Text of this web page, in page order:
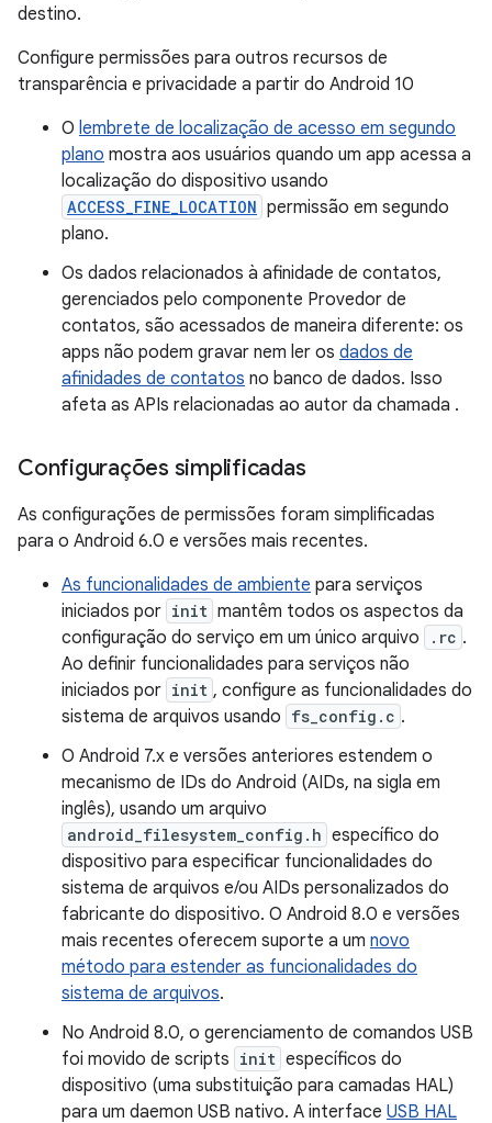
destino.
Configure permissões para outros recursos de
transparência e privacidade a partir do Android 10
O lembrete de localização de acesso em segundo
plano mostra aos usuários quando um app acessa a
localização do dispositivo usando
ACCESS_FINE_LOCATION permissão em segundo
plano.
Os dados relacionados à afinidade de contatos,
gerenciados pelo componente Provedor de
contatos, são acessados de maneira diferente: os
apps não podem gravar nem ler os dados de
afinidades de contatos no banco de dados. Isso
afeta as APIs relacionadas ao autor da chamada .
Configurações simplificadas
As configurações de permissões foram simplificadas
para o Android 6.0 e versões mais recentes.
As funcionalidades de ambiente para serviços
iniciados por init mantêm todos os aspectos da
configuração do serviço em um único arquivo
.rc .
Ao definir funcionalidades para serviços não
iniciados por init , configure as funcionalidades do
sistema de arquivos usando fs_config.c .
O Android 7.x e versões anteriores estendem o
mecanismo de IDs do Android (AIDs, na sigla em
inglês), usando um arquivo
android_filesystem_config.h específico do
dispositivo para especificar funcionalidades do
sistema de arquivos e/ou AIDs personalizados do
fabricante do dispositivo. O Android 8.0 e versões
mais recentes oferecem suporte a um novo
método para estender as funcionalidades do
sistema de arquivos.
No Android 8.0, o gerenciamento de comandos USB
foi movido de scripts init específicos do
dispositivo (uma substituição para camadas HAL)
para um daemon USB nativo. A interface USB HAL